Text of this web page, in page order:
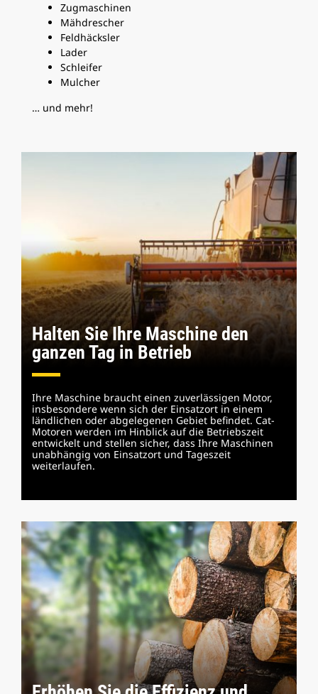
Zugmaschinen
Mähdrescher
Feldhäcksler
Lader
Schleifer
Mulcher
… und mehr!
Halten Sie Ihre Maschine den
ganzen Tag in Betrieb
Ihre Maschine braucht einen zuverlässigen Motor,
insbesondere wenn sich der Einsatzort in einem
ländlichen oder abgelegenen Gebiet befindet. Cat-
Motoren werden im Hinblick auf die Betriebszeit
entwickelt und stellen sicher, dass Ihre Maschinen
unabhängig von Einsatzort und Tageszeit
weiterlaufen.